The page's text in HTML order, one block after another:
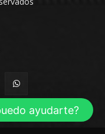
ayudarte?